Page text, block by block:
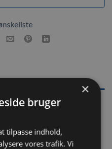
en stor i toppen og 2 på
×
bruger
tilpasse indhold,
vores trafik. Vi